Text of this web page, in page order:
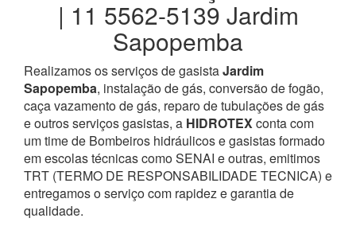
| 11 5562-5139 Jardim
Sapopemba
Realizamos os serviços de gasistaJardim
Sapopemba, instalação de gás, conversão de fogão,
caça vazamento de gás, reparo de tubulações de gás
e outros serviços gasistas, a HIDROTEXconta com
um time de Bombeiros hidráulicos e gasistas formado
em escolas técnicas como SENAI e outras, emitimos
TRT (TERMO DE RESPONSABILIDADE TECNICA) e
entregamos o serviço com rapidez e garantia de
qualidade.